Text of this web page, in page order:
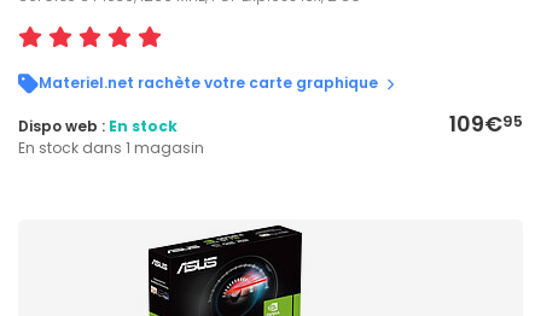
Materiel.net rachète votre carte graphique
109€95
Dispo web : En stock
En stock dans 1 magasin